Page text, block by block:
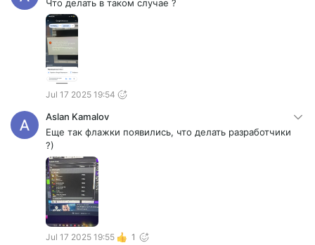
Что делать в таком случае ?
Jul 17 2025 19:54
Aslan Kamalov
Еще так флажки появились, что делать разработчики
?)
Jul 17 2025 19:55 1